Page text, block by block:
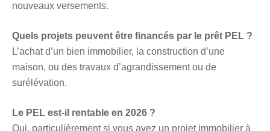
nouveaux versements.
Quels projets peuvent être financés par le prêt PEL ?
L’achat d’un bien immobilier, la construction d’une
maison, ou des travaux d’agrandissement ou de
surélévation.
Le PEL est-il rentable en 2026 ?
Oui, particulièrement si vous avez un projet immobilier à